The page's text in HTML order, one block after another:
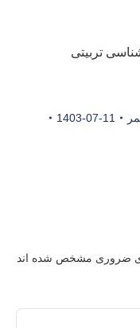
تربیتی
1403-07-11
ضروری مشخص شده اند